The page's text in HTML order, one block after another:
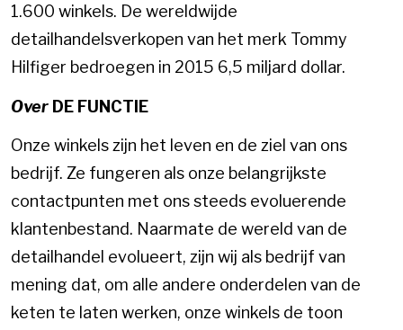
1.600 winkels. De wereldwijde
detailhandelsverkopen van het merk Tommy
Hilfiger bedroegen in 2015 6,5 miljard dollar.
Over DE FUNCTIE
Onze winkels zijn het leven en de ziel van ons
bedrijf. Ze fungeren als onze belangrijkste
contactpunten met ons steeds evoluerende
klantenbestand. Naarmate de wereld van de
detailhandel evolueert, zijn wij als bedrijf van
mening dat, om alle andere onderdelen van de
keten te laten werken, onze winkels de toon